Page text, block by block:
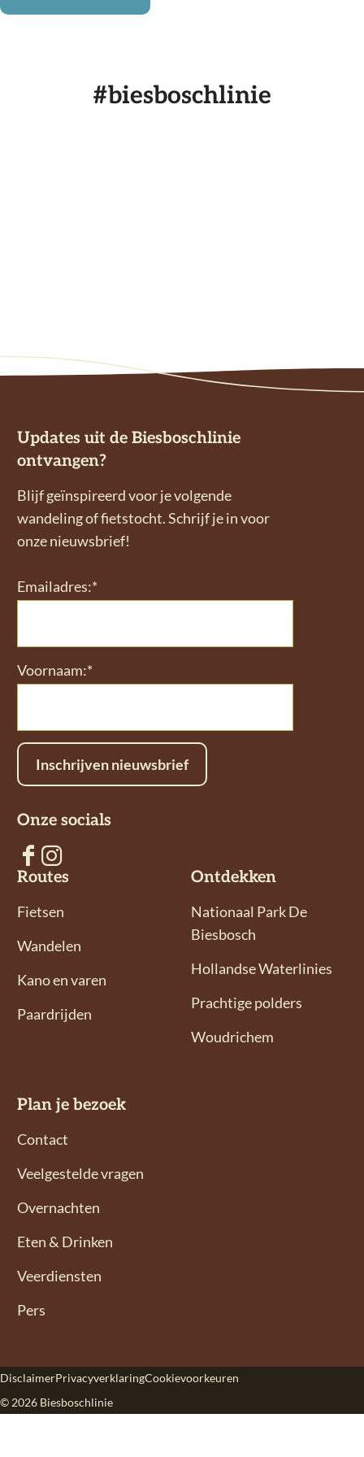
#biesboschlinie
Updates uit de Biesboschlinie
ontvangen?
Blijf geïnspireerd voor je volgende
wandeling of fietstocht. Schrijf je in voor
onze nieuwsbrief!
Emailadres:*
Voornaam:*
Inschrijven nieuwsbrief
Onze socials
V
o
l
o
n
o
c
e
o
o
V
o
l
o
n
o
s
t
g
r
m
Routes
Fietsen
Wandelen
Kano en varen
Paardrijden
Ontdekken
Nationaal Park De
Biesbosch
Hollandse Waterlinies
Prachtige polders
Woudrichem
Plan je bezoek
Contact
Veelgestelde vragen
Overnachten
Eten & Drinken
Veerdiensten
Pers
DisclaimerPrivacyverklaringCookievoorkeuren
© 2026 Biesboschlinie